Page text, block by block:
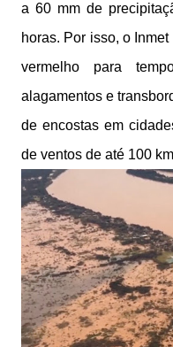
a 60 mm de
horas. Por isso, o
vermelho para
alagamentos e
de encostas em
de ventos de até 100